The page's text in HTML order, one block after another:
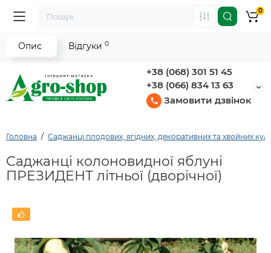
+38 (068) 301 51 45
+38 (066) 834 13 63
Замовити дзвінок
0
Головна Саджанці плодових, ягідних, декоративних та хвойних
Саджанці колоновидної яблуні
ПРЕЗИДЕНТ літньої (дворічної)
Опис Відгуки 0